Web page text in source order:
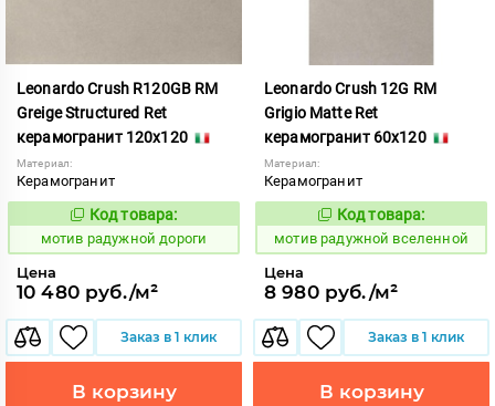
Leonardo Crush R120GB RM
Greige Structured Ret
керамогранит 120x120
Материал:
Керамогранит
1040772
Код товара:
мотив радужной дороги
Цена
10 480 руб./м²
Заказ в 1 клик
В корзину
Leonardo Crush 12G RM
Grigio Matte Ret
керамогранит 60x120
Материал:
Керамогранит
1040763
Код товара:
мотив радужной вселенной
Цена
8 980 руб./м²
Заказ в 1 клик
В корзину